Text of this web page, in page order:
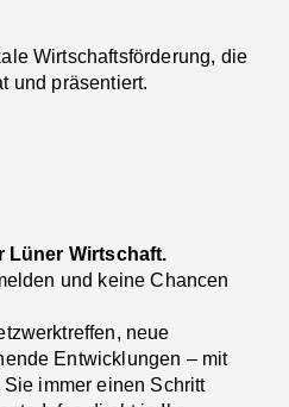
Wirtschaftsförderung, die
und präsentiert.
Lüner Wirtschaft.
und keine Chancen
neue
Entwicklungen – mit
immer einen Schritt